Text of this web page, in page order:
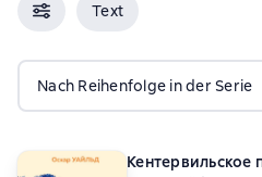
Text
Nach Reihenfolge in der Serie
Кентервильское